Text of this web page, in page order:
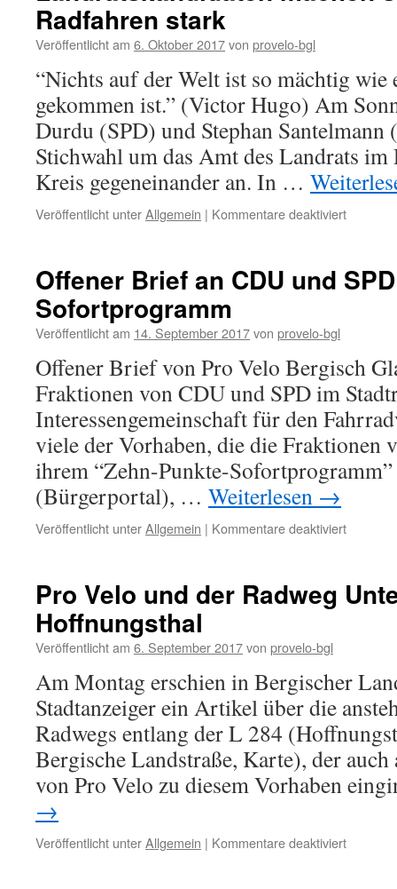
Radfahren stark
Veröffentlicht am 6. Oktober 2017von provelo-bgl
“Nichts auf der Welt ist so mächtig wie
gekommen ist.” (Victor Hugo) Am
Durdu (SPD) und Stephan Santelmann
Stichwahl um das Amt des Landrats
Kreis gegeneinander an. In …
Veröffentlicht unterAllgemein | Kommentare deaktiviertfür
für’s
Offener Brief an CDU und
Sofortprogramm
Veröffentlicht am 14. September 2017von provelo-bgl
Offener Brief von Pro Velo Bergisch
Fraktionen von CDU und SPD im
Interessengemeinschaft für den
viele der Vorhaben, die die Fraktionen
ihrem “Zehn-Punkte-
(Bürgerportal), … Weiterlesen →
Veröffentlicht unterAllgemein | Kommentare deaktiviertfür
CDU
Pro Velo und der Radweg
Hoffnungsthal
Veröffentlicht am 6. September 2017von provelo-bgl
Am Montag erschien in Bergischer
Stadtanzeiger ein Artikel über die
Radwegs entlang der L 284
Bergische Landstraße, Karte), der
von Pro Velo zu diesem Vorhaben
→
Veröffentlicht unterAllgemein | Kommentare deaktiviertfür